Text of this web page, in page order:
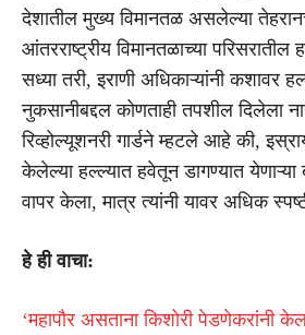
देशातील मुख्य विमानतळ असलेल्या
आंतरराष्ट्रीय विमानतळाच्या परिसरातील
सध्या तरी, इराणी अधिकाऱ्यांनी कशावर
नुकसानीबद्दल कोणताही तपशील दिलेला
रिव्होल्यूशनरी गार्डने म्हटले आहे की,
केलेल्या हल्ल्यात हवेतून डागण्यात येणाऱ्या
वापर केला, मात्र त्यांनी यावर अधिक
हे ही वाचा:
‘महापौर असताना किशोरी पेडणेकरांनी